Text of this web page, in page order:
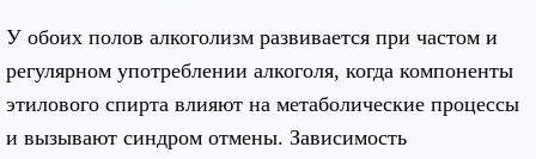
У обоих полов алкоголизм развивается при частом и
регулярном употреблении алкоголя, когда компоненты
этилового спирта влияют на метаболические процессы
и вызывают синдром отмены. Зависимость